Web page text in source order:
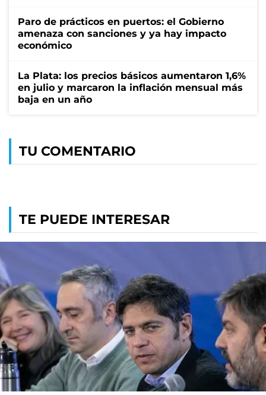
Paro de prácticos en puertos: el Gobierno
amenaza con sanciones y ya hay impacto
económico
La Plata: los precios básicos aumentaron 1,6%
en julio y marcaron la inflación mensual más
baja en un año
TU COMENTARIO
TE PUEDE INTERESAR